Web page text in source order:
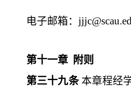
电子邮箱：
第十一章 附则
第三十九条 本章程经